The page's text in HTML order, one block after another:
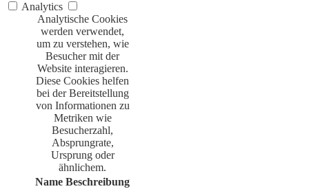
Analytics
Analytische Cookies
werden verwendet,
um zu verstehen, wie
Besucher mit der
Website interagieren.
Diese Cookies helfen
bei der Bereitstellung
von Informationen zu
Metriken wie
Besucherzahl,
Absprungrate,
Ursprung oder
ähnlichem.
Name Beschreibung